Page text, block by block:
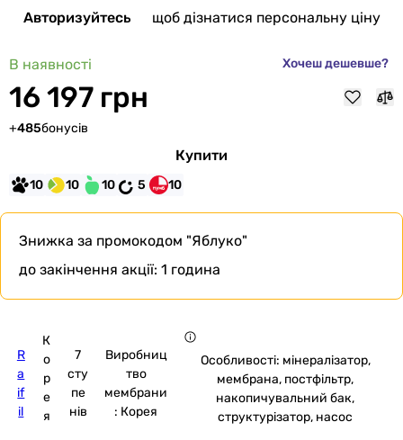
Авторизуйтесь щоб дізнатися персональну ціну
В наявності Хочеш дешевше?
16 197 грн
+485бонусів
Купити
10 10 10 5 10
Знижка за промокодом "Яблуко"
до закінчення акції: 1 година
R
a
if
il
К
о
р
е
я
7
сту
пе
нів
Виробниц
тво
мембрани
: Корея
Особливості: мінералізатор,
мембрана, постфільтр,
накопичувальний бак,
структурізатор, насос